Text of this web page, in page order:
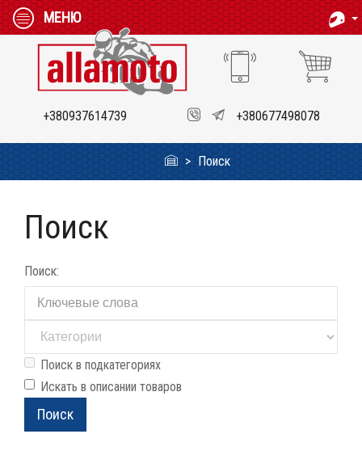
МЕНЮ
+380937614739 +380677498078
Поиск
Поиск
Поиск:
Поиск в подкатегориях
Искать в описании товаров